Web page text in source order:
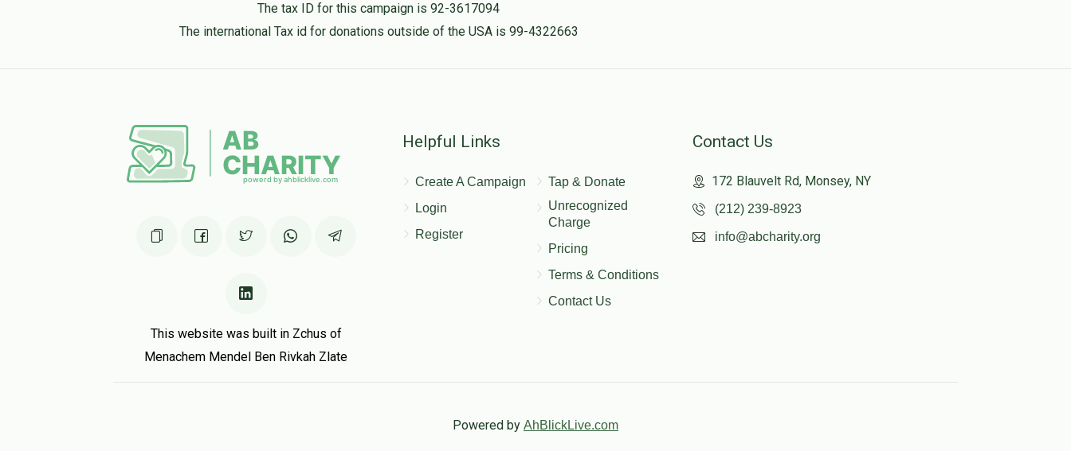
Felberbaum Avr. Y.H.
1 year ago
The tax ID for this campaign is 92-3617094
The international Tax id for donations outside of the USA is 99-4322663
This website was built in Zchus of
Menachem Mendel Ben Rivkah Zlate
Helpful Links
Create A Campaign
Login
Register
Tap & Donate
Unrecognized
Charge
Pricing
Terms & Conditions
Contact Us
Contact Us
172 Blauvelt Rd, Monsey, NY
(212) 239-8923
info@abcharity.org
Powered by AhBlickLive.com